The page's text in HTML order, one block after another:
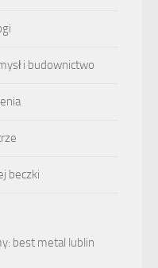
i budownictwo
beczki
best metal lublin